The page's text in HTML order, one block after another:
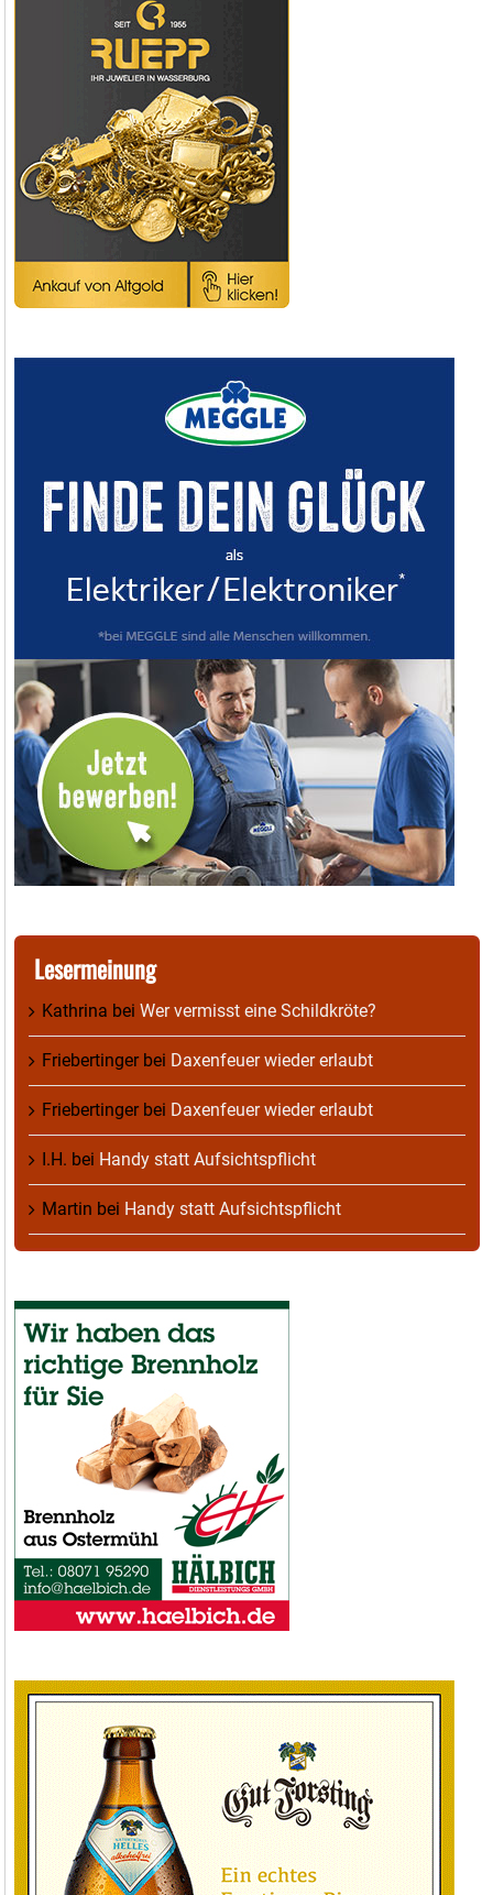
Lesermeinung
Kathrina bei Wer vermisst eine Schildkröte?
Friebertingerbei Daxenfeuer wieder erlaubt
Friebertingerbei Daxenfeuer wieder erlaubt
I.H. bei Handy statt Aufsichtspflicht
Martin bei Handy statt Aufsichtspflicht